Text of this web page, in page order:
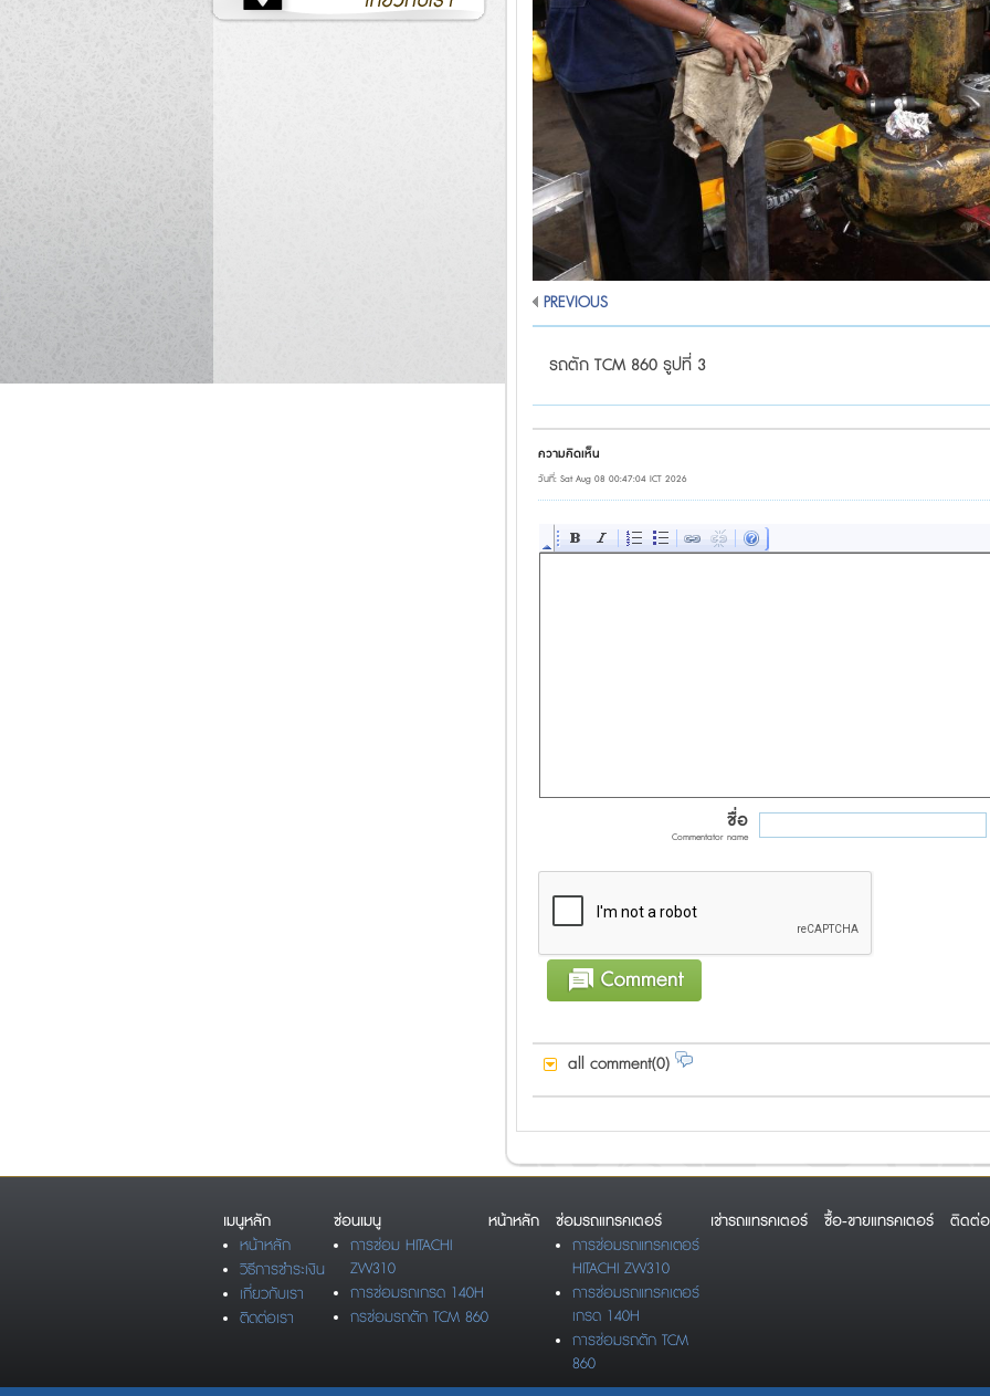
PREVIOUS
รถตัก TCM 860 รูปที่ 3
ความคิดเห็น
วันที่: Sat Aug 08 00:47:04 ICT 2026
ชื่อ
Commentator name
all comment(0)
เมนูหลัก
หน้าหลัก
วิธีการชำระเงิน
เกี่ยวกับเรา
ติดต่อเรา
ซ่อนเมนู
การซ่อม HITACHI
ZW310
การซ่อมรถเกรด 140H
กรซ่อมรถตัก TCM 860
หน้าหลัก
ซ่อมรถแทรคเตอร์
การซ่อมรถแทรคเตอร์
HITACHI ZW310
การซ่อมรถแทรคเตอร์
เกรด 140H
การซ่อมรถตัก TCM
860
เช่ารถแทรคเตอร์ ซื้อ-ขายแทรคเตอร์ ติดต่อ